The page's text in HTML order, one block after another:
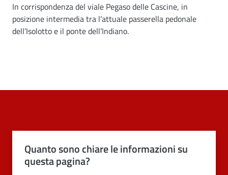
In corrispondenza del viale Pegaso delle Cascine, in
posizione intermedia tra l’attuale passerella pedonale
dell’Isolotto e il ponte dell’Indiano.
Quanto sono chiare le informazioni su
questa pagina?